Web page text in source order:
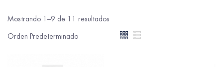
Mostrando 1–9 de 11 resultados